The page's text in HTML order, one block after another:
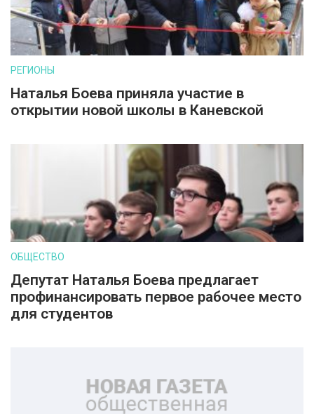
РЕГИОНЫ
Наталья Боева приняла участие в
открытии новой школы в Каневской
ОБЩЕСТВО
Депутат Наталья Боева предлагает
профинансировать первое рабочее место
для студентов